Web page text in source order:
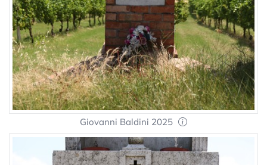
Giovanni Baldini 2025